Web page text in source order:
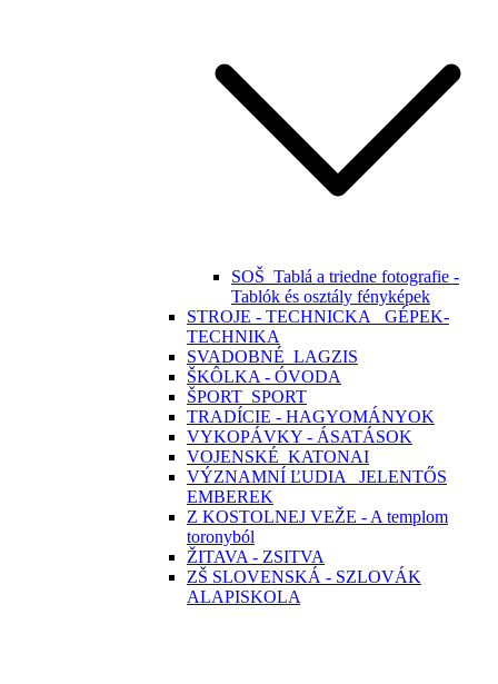
SOŠ_Tablá a triedne fotografie -
Tablók és osztály fényképek
STROJE - TECHNICKA_ GÉPEK-
TECHNIKA
SVADOBNÉ_LAGZIS
ŠKÔLKA - ÓVODA
ŠPORT_SPORT
TRADÍCIE - HAGYOMÁNYOK
VYKOPÁVKY - ÁSATÁSOK
VOJENSKÉ_KATONAI
VÝZNAMNÍ ĽUDIA _JELENTŐS
EMBEREK
Z KOSTOLNEJ VEŽE - A templom
toronyból
ŽITAVA - ZSITVA
ZŠ SLOVENSKÁ - SZLOVÁK
ALAPISKOLA